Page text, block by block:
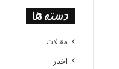
دسته ها
مقالات
اخبار